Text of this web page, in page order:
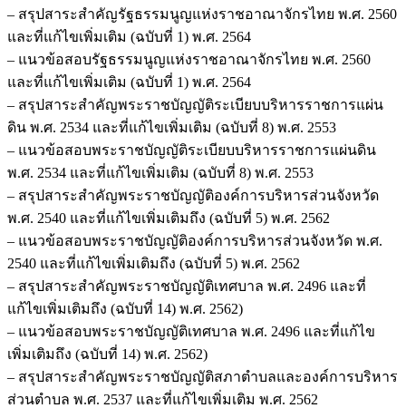
– สรุปสาระสำคัญรัฐธรรมนูญแห่งราชอาณาจักรไทย พ.ศ. 2560
และที่แก้ไขเพิ่มเติม (ฉบับที่ 1) พ.ศ. 2564
– แนวข้อสอบรัฐธรรมนูญแห่งราชอาณาจักรไทย พ.ศ. 2560
และที่แก้ไขเพิ่มเติม (ฉบับที่ 1) พ.ศ. 2564
– สรุปสาระสำคัญพระราชบัญญัติระเบียบบริหารราชการแผ่น
ดิน พ.ศ. 2534 และที่แก้ไขเพิ่มเติม (ฉบับที่ 8) พ.ศ. 2553
– แนวข้อสอบพระราชบัญญัติระเบียบบริหารราชการแผ่นดิน
พ.ศ. 2534 และที่แก้ไขเพิ่มเติม (ฉบับที่ 8) พ.ศ. 2553
– สรุปสาระสำคัญพระราชบัญญัติองค์การบริหารส่วนจังหวัด
พ.ศ. 2540 และที่แก้ไขเพิ่มเติมถึง (ฉบับที่ 5) พ.ศ. 2562
– แนวข้อสอบพระราชบัญญัติองค์การบริหารส่วนจังหวัด พ.ศ.
2540 และที่แก้ไขเพิ่มเติมถึง (ฉบับที่ 5) พ.ศ. 2562
– สรุปสาระสำคัญพระราชบัญญัติเทศบาล พ.ศ. 2496 และที่
แก้ไขเพิ่มเติมถึง (ฉบับที่ 14) พ.ศ. 2562)
– แนวข้อสอบพระราชบัญญัติเทศบาล พ.ศ. 2496 และที่แก้ไข
เพิ่มเติมถึง (ฉบับที่ 14) พ.ศ. 2562)
– สรุปสาระสำคัญพระราชบัญญัติสภาตำบลและองค์การบริหาร
ส่วนตำบล พ.ศ. 2537 และที่แก้ไขเพิ่มเติม พ.ศ. 2562